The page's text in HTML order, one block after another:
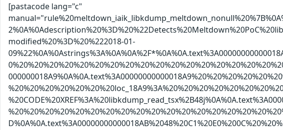
[pastacode lang="c"
modified%20%3D%20%222018-01-